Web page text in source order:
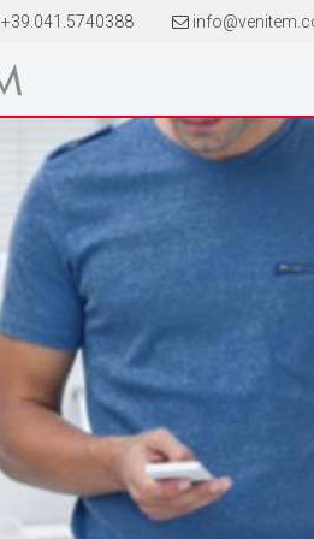
+39.041.5740388